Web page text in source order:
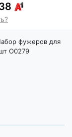
фужеров для
O0279